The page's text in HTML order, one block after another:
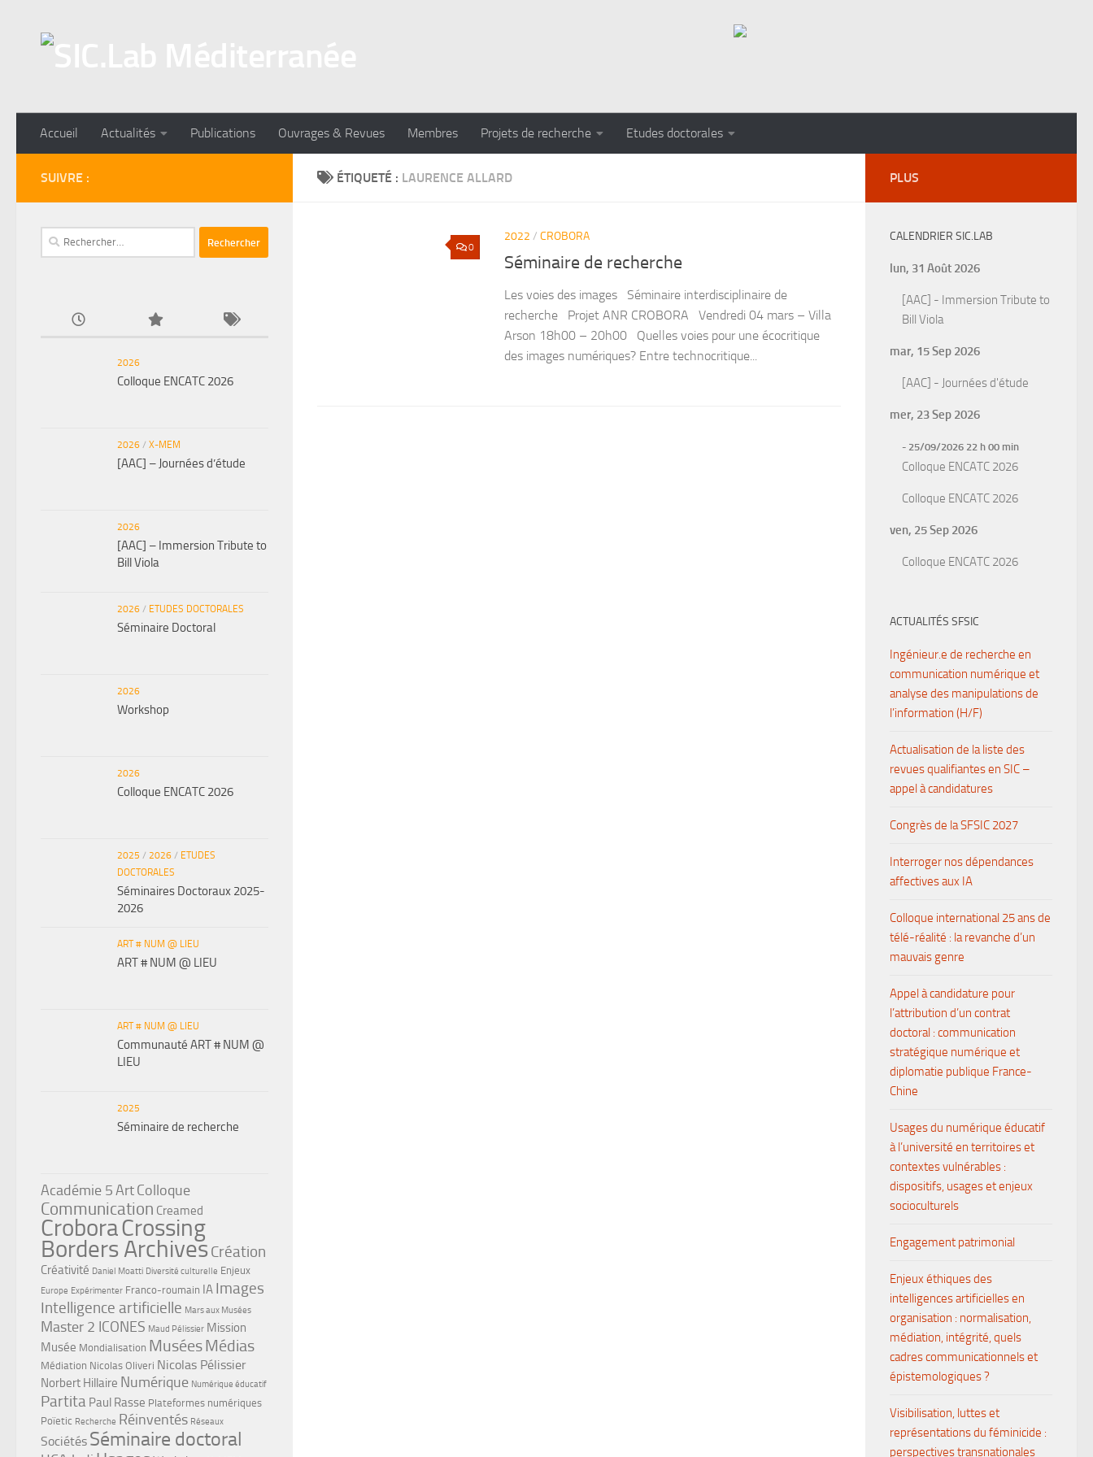
Accueil Actualités Publications Ouvrages & Revues Membres Projets de recherche Etudes doctorales
ÉTIQUETÉ : LAURENCE ALLARD
0
2022 / CROBORA
Séminaire de recherche
Les voies des images Séminaire interdisciplinaire de
recherche Projet ANR CROBORA Vendredi 04 mars – Villa
Arson 18h00 – 20h00 Quelles voies pour une écocritique
des images numériques? Entre technocritique...
SUIVRE :
Rechercher :
2026
Colloque ENCATC 2026
2026 / X-MEM
[AAC] – Journées d’étude
2026
[AAC] – Immersion Tribute to
Bill Viola
2026 / ETUDES DOCTORALES
Séminaire Doctoral
2026
Workshop
2026
Colloque ENCATC 2026
2025 / 2026 / ETUDES
DOCTORALES
Séminaires Doctoraux 2025-
2026
ART # NUM @ LIEU
ART # NUM @ LIEU
ART # NUM @ LIEU
Communauté ART # NUM @
LIEU
2025
Séminaire de recherche
Académie 5ArtColloque
Communication Creamed
CroboraCrossing
Borders ArchivesCréation
Créativité Daniel Moatti Diversité culturelle Enjeux
Europe Expérimenter Franco-roumain IA Images
Intelligence artificielle Mars aux Musées
Master 2 ICONES Maud Pélissier Mission
Musée Mondialisation MuséesMédias
Médiation Nicolas Oliveri Nicolas Pélissier
Norbert Hillaire Numérique Numérique éducatif
Partita Paul Rasse Plateformes numériques
Poïetic Recherche Réinventés Réseaux
Sociétés Séminaire doctoral
PLUS
CALENDRIER SIC.LAB
lun, 31 Août 2026
[AAC] - Immersion Tribute to
Bill Viola
mar, 15 Sep 2026
[AAC] - Journées d'étude
mer, 23 Sep 2026
- 25/09/2026 22 h 00 min
Colloque ENCATC 2026
Colloque ENCATC 2026
ven, 25 Sep 2026
Colloque ENCATC 2026
ACTUALITÉS SFSIC
Ingénieur.e de recherche en
communication numérique et
analyse des manipulations de
l’information (H/F)
Actualisation de la liste des
revues qualifiantes en SIC –
appel à candidatures
Congrès de la SFSIC 2027
Interroger nos dépendances
affectives aux IA
Colloque international 25 ans de
télé-réalité : la revanche d’un
mauvais genre
Appel à candidature pour
l’attribution d’un contrat
doctoral : communication
stratégique numérique et
diplomatie publique France-
Chine
Usages du numérique éducatif
à l’université en territoires et
contextes vulnérables :
dispositifs, usages et enjeux
socioculturels
Engagement patrimonial
Enjeux éthiques des
intelligences artificielles en
organisation : normalisation,
médiation, intégrité, quels
cadres communicationnels et
épistemologiques ?
Visibilisation, luttes et
représentations du féminicide :
perspectives transnationales